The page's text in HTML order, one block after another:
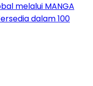
melalui MANGA
dalam 100